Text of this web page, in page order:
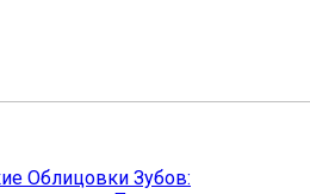
Облицовки Зубов: